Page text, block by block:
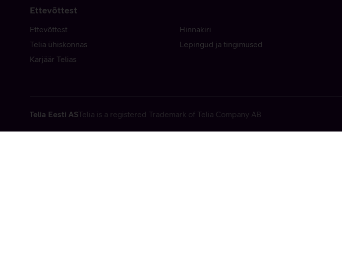
Ettevõttest
Ettevõttest
Telia ühiskonnas
Karjäär Telias
Hinnakiri
Lepingud ja tingimused
Telia Eesti ASTelia is a registered Trademark of Telia Company AB